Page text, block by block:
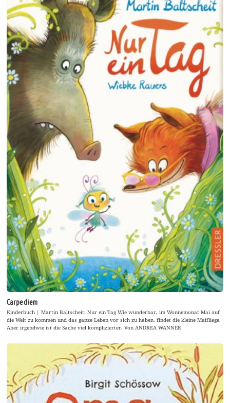
Carpe diem
Kinderbuch | Martin Baltscheit: Nur ein Tag Wie wunderbar, im Wonnemonat Mai auf
die Welt zu kommen und das ganze Leben vor sich zu haben, findet die kleine Maifliege.
Aber irgendwie ist die Sache viel komplizierter. Von ANDREA WANNER